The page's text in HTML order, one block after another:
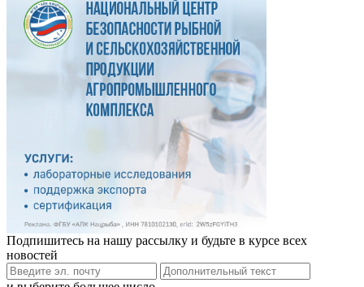
Подпишитесь на нашу рассылку и будьте в курсе всех
новостей